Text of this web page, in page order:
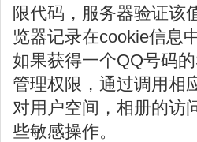
限代码，服务器验证该
览器记录在cookie信息
如果获得一个QQ号码
管理权限，通过调用相
对用户空间，相册的访
些敏感操作。